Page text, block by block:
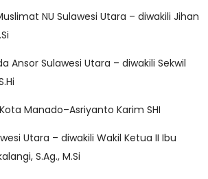
NU Sulawesi Utara – diwakili Jihan
Ansor Sulawesi Utara – diwakili Sekwil
Manado–Asriyanto Karim SHI
Utara – diwakili Wakil Ketua II Ibu
S.Ag., M.Si